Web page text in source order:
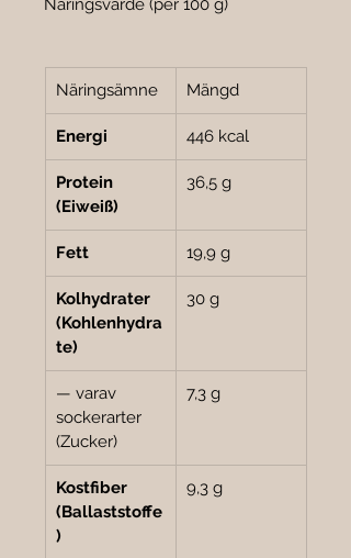
Näringsvärde (per 100 g)
Näringsämne Mängd
Energi 446 kcal
Protein
(Eiweiß)
36,5 g
Fett 19,9 g
Kolhydrater
(Kohlenhydra
te)
30 g
— varav
sockerarter
(Zucker)
7,3 g
Kostfiber
(Ballaststoffe
)
9,3 g